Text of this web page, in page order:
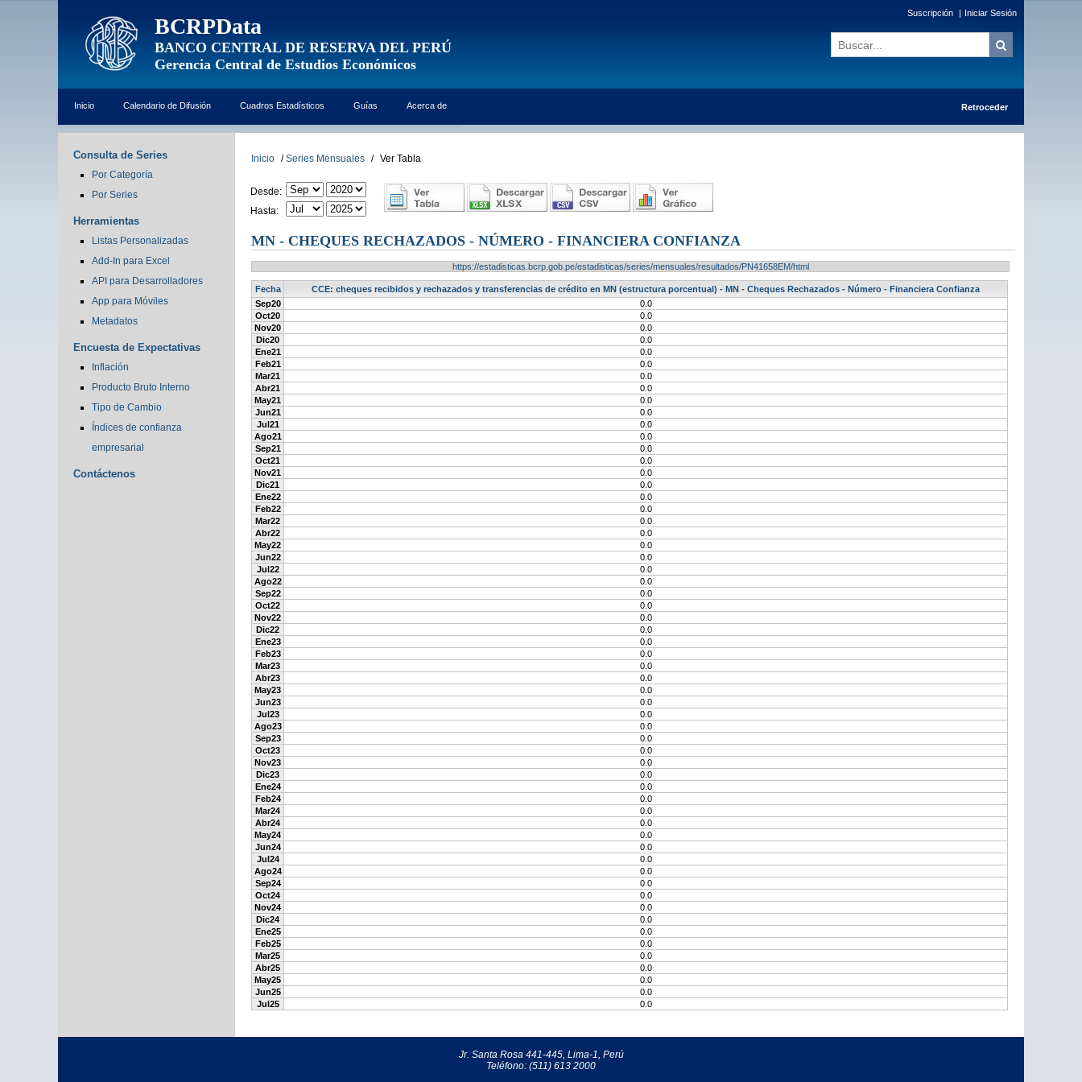
BCRPData
BANCO CENTRAL DE RESERVA DEL PERÚ
Gerencia Central de Estudios Económicos
Suscripción | Iniciar Sesión
Inicio Calendario de Difusión Cuadros Estadísticos Guías Acerca de Retroceder
Consulta de Series
Por Categoría
Por Series
Herramientas
Listas Personalizadas
Add-In para Excel
API para Desarrolladores
App para Móviles
Metadatos
Encuesta de Expectativas
Inflación
Producto Bruto Interno
Tipo de Cambio
Índices de confianza
empresarial
Contáctenos
Inicio / Series Mensuales / Ver Tabla
Desde:
Hasta:
MN - CHEQUES RECHAZADOS - NÚMERO - FINANCIERA CONFIANZA
https://estadisticas.bcrp.gob.pe/estadisticas/series/mensuales/resultados/PN41658EM/html
Fecha
CCE: cheques recibidos y rechazados y transferencias de crédito en MN (estructura porcentual) - MN - Cheques Rechazados - Número - Financiera Confianza
Sep20
0.0
Oct20
0.0
Nov20
0.0
Dic20
0.0
Ene21
0.0
Feb21
0.0
Mar21
0.0
Abr21
0.0
May21
0.0
Jun21
0.0
Jul21
0.0
Ago21
0.0
Sep21
0.0
Oct21
0.0
Nov21
0.0
Dic21
0.0
Ene22
0.0
Feb22
0.0
Mar22
0.0
Abr22
0.0
May22
0.0
Jun22
0.0
Jul22
0.0
Ago22
0.0
Sep22
0.0
Oct22
0.0
Nov22
0.0
Dic22
0.0
Ene23
0.0
Feb23
0.0
Mar23
0.0
Abr23
0.0
May23
0.0
Jun23
0.0
Jul23
0.0
Ago23
0.0
Sep23
0.0
Oct23
0.0
Nov23
0.0
Dic23
0.0
Ene24
0.0
Feb24
0.0
Mar24
0.0
Abr24
0.0
May24
0.0
Jun24
0.0
Jul24
0.0
Ago24
0.0
Sep24
0.0
Oct24
0.0
Nov24
0.0
Dic24
0.0
Ene25
0.0
Feb25
0.0
Mar25
0.0
Abr25
0.0
May25
0.0
Jun25
0.0
Jul25
0.0
Jr. Santa Rosa 441-445, Lima-1, Perú
Teléfono: (511) 613 2000